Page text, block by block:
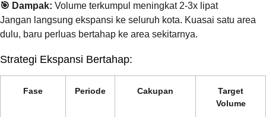
🎯 Dampak: Volume terkumpul meningkat 2-3x lipat
Jangan langsung ekspansi ke seluruh kota. Kuasai satu area
dulu, baru perluas bertahap ke area sekitarnya.
Strategi Ekspansi Bertahap:
Fase Periode Cakupan
Target
Volume